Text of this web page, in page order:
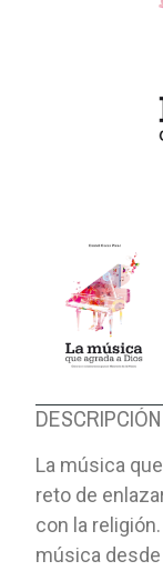
DESCRIPCIÓN
La música
reto de
con la
música desde